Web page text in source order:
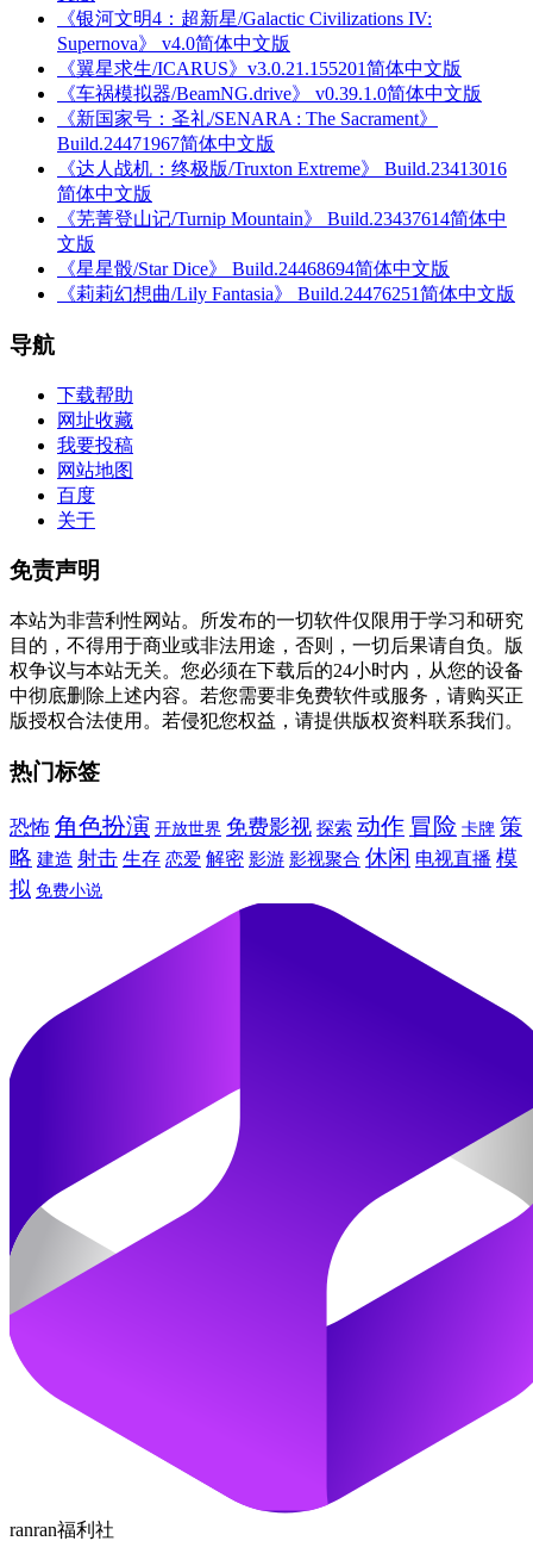
《银河文明4：超新星/Galactic Civilizations IV:
Supernova》 v4.0简体中文版
《翼星求生/ICARUS》v3.0.21.155201简体中文版
《车祸模拟器/BeamNG.drive》 v0.39.1.0简体中文版
《新国家号：圣礼/SENARA : The Sacrament》
Build.24471967简体中文版
《达人战机：终极版/Truxton Extreme》 Build.23413016
简体中文版
《芜菁登山记/Turnip Mountain》 Build.23437614简体中
文版
《星星骰/Star Dice》 Build.24468694简体中文版
《莉莉幻想曲/Lily Fantasia》 Build.24476251简体中文版
导航
下载帮助
网址收藏
我要投稿
网站地图
百度
关于
免责声明
本站为非营利性网站。所发布的一切软件仅限用于学习和研究
目的，不得用于商业或非法用途，否则，一切后果请自负。版
权争议与本站无关。您必须在下载后的24小时内，从您的设备
中彻底删除上述内容。若您需要非免费软件或服务，请购买正
版授权合法使用。若侵犯您权益，请提供版权资料联系我们。
热门标签
恐怖 角色扮演 开放世界 免费影视 探索 动作 冒险 卡牌 策
略 建造 射击 生存 恋爱 解密 影游 影视聚合 休闲 电视直播 模
拟 免费小说
ranran福利社